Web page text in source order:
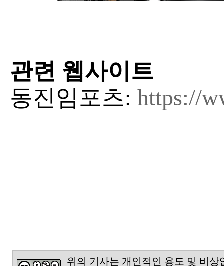
관련 웹사이트
동진임포츠: https://
위의 기사는 개인적인 용도 및 비